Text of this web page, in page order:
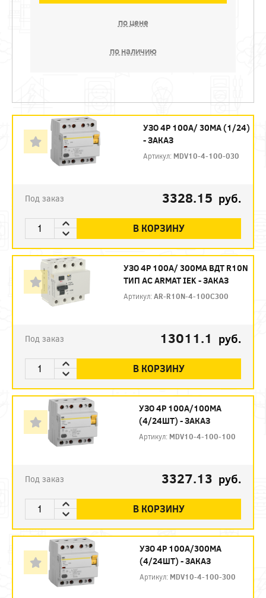
по цене
по наличию
УЗО 4P 100А/ 30МА (1/24)
- ЗАКАЗ
Артикул: MDV10-4-100-030
Под заказ 3328.15 руб.
В КОРЗИНУ
УЗО 4P 100А/ 300МА ВДТ R10N
ТИП АC ARMAT IEK - ЗАКАЗ
Артикул:AR-R10N-4-100C300
Под заказ 13011.1 руб.
В КОРЗИНУ
УЗО 4P 100А/100МА
(4/24ШТ) - ЗАКАЗ
Артикул: MDV10-4-100-100
Под заказ 3327.13 руб.
В КОРЗИНУ
УЗО 4P 100А/300МА
(4/24ШТ) - ЗАКАЗ
Артикул: MDV10-4-100-300